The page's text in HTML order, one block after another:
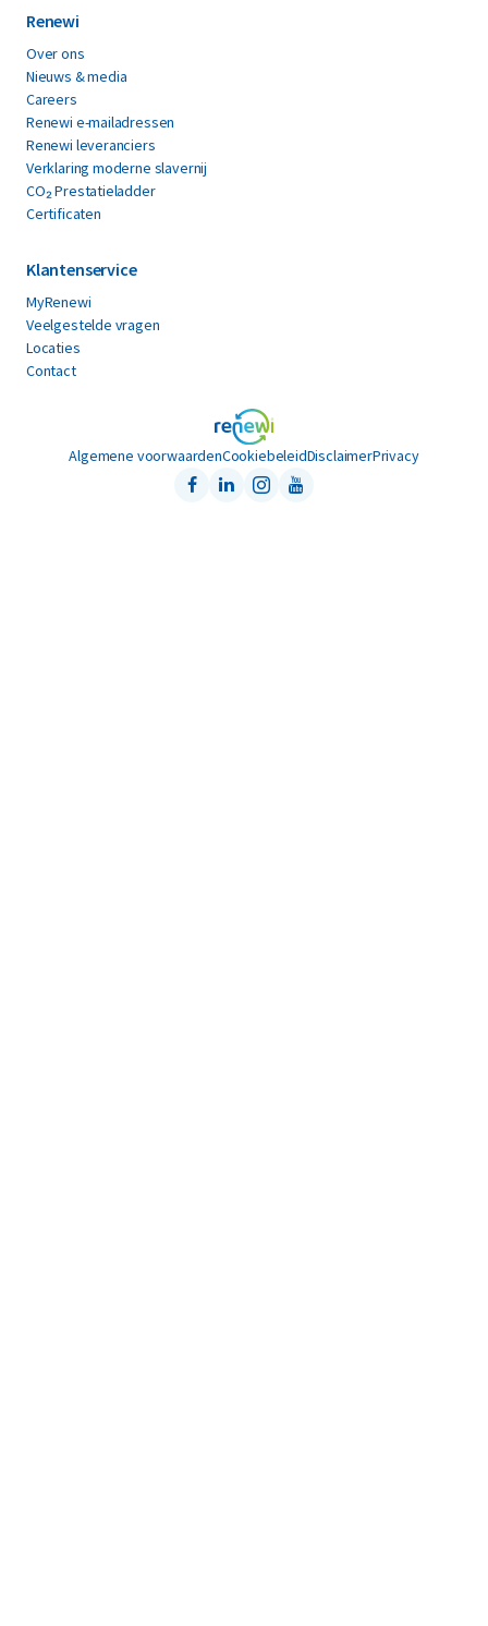
Renewi
Over ons
Nieuws & media
Careers
Renewi e-mailadressen
Renewi leveranciers
Verklaring moderne slavernij
CO₂ Prestatieladder
Certificaten
Klantenservice
MyRenewi
Veelgestelde vragen
Locaties
Contact
Algemene voorwaardenCookiebeleidDisclaimerPrivacy
Facebook
LinkedInInstagramYoutube